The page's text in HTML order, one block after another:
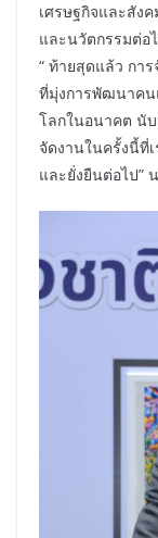
เศรษฐกิจและสัง
และนวัตกรรมต่อ
“ ท้ายสุดแล้ว กา
ที่มุ่งการพัฒนาคน
โลกในอนาคต นั
จัดงานในครั้งนี้ที่
และยั่งยืนต่อไป”